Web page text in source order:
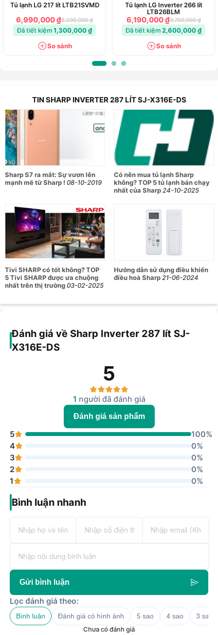
Tủ lạnh LG 217 lít LTB21SVMD
6,990,000 ₫8,290,000 ₫
Đã tiết kiệm1,300,000 ₫
So sánh
Tủ lạnh LG Inverter 266 lít
LTB26BLM
6,190,000 ₫8,790,000 ₫
Đã tiết kiệm2,600,000 ₫
So sánh
TIN SHARP INVERTER 287 LÍT SJ-X316E-DS
Sharp S7 ra mắt: Sự vươn lên
mạnh mẽ từ Sharp ! 08-10-2019
Có nên mua tủ lạnh Sharp
không? TOP 5 tủ lạnh bán chạy
nhất của Sharp24-10-2025
Tivi SHARP có tốt không? TOP
5 Tivi SHARP được ưa chuộng
nhất trên thị trường03-02-2025
Hướng dẫn sử dụng điều khiển
điều hoà Sharp21-06-2024
Đánh giá về Sharp Inverter 287 lít SJ-
X316E-DS
5
1 người đã đánh giá
Đánh giá sản phẩm
5
100%
4
0%
3
0%
2
0%
1
0%
Bình luận nhanh
Gửi bình luận
Lọc đánh giá theo:
Bình luận Đánh giá có hình ảnh 5 sao 4 sao
3 sao
Chưa có đánh giá